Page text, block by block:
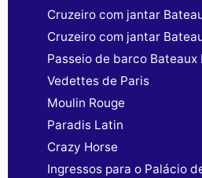
Cruzeiro com jantar
Cruzeiro com jantar
Passeio de barco Bateaux
Vedettes de Paris
Moulin Rouge
Paradis Latin
Crazy Horse
Ingressos para o Palácio